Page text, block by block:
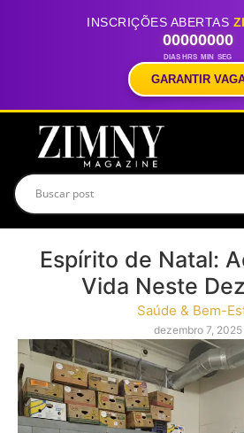
INSCRIÇÕES ABERTAS
00
DIAS
00
HRS
00
MIN
00
SEG
GARANTIR
Espírito de Natal:
Vida Neste
Saúde & Bem-
dezembro 7, 2025